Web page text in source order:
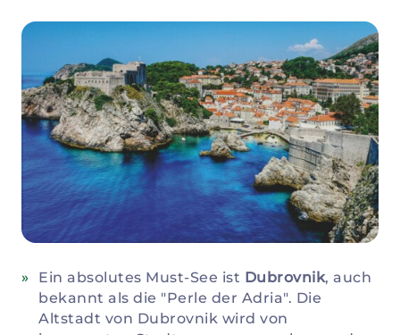
Ein absolutes Must-See ist Dubrovnik, auch
bekannt als die "Perle der Adria". Die
Altstadt von Dubrovnik wird von